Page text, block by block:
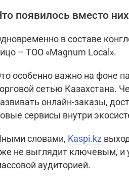
появилось вместо них
в составе
– ТОО «Magnum Local».
особенно важно на фоне
сетью Казахстана.
онлайн-заказы,
сервисы внутри
словами, Kaspi.kz
не выглядит ключевым, и
аудиторией.